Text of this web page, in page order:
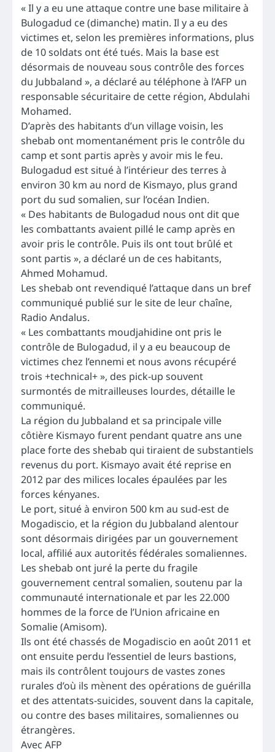
« Il y a eu une attaque contre une base militaire à
Bulogadud ce (dimanche) matin. Il y a eu des
victimes et, selon les premières informations, plus
de 10 soldats ont été tués. Mais la base est
désormais de nouveau sous contrôle des forces
du Jubbaland », a déclaré au téléphone à l’AFP un
responsable sécuritaire de cette région, Abdulahi
Mohamed.
D’après des habitants d’un village voisin, les
shebab ont momentanément pris le contrôle du
camp et sont partis après y avoir mis le feu.
Bulogadud est situé à l’intérieur des terres à
environ 30 km au nord de Kismayo, plus grand
port du sud somalien, sur l’océan Indien.
« Des habitants de Bulogadud nous ont dit que
les combattants avaient pillé le camp après en
avoir pris le contrôle. Puis ils ont tout brûlé et
sont partis », a déclaré un de ces habitants,
Ahmed Mohamud.
Les shebab ont revendiqué l’attaque dans un bref
communiqué publié sur le site de leur chaîne,
Radio Andalus.
« Les combattants moudjahidine ont pris le
contrôle de Bulogadud, il y a eu beaucoup de
victimes chez l’ennemi et nous avons récupéré
trois +technical+ », des pick-up souvent
surmontés de mitrailleuses lourdes, détaille le
communiqué.
La région du Jubbaland et sa principale ville
côtière Kismayo furent pendant quatre ans une
place forte des shebab qui tiraient de substantiels
revenus du port. Kismayo avait été reprise en
2012 par des milices locales épaulées par les
forces kényanes.
Le port, situé à environ 500 km au sud-est de
Mogadiscio, et la région du Jubbaland alentour
sont désormais dirigées par un gouvernement
local, affilié aux autorités fédérales somaliennes.
Les shebab ont juré la perte du fragile
gouvernement central somalien, soutenu par la
communauté internationale et par les 22.000
hommes de la force de l’Union africaine en
Somalie (Amisom).
Ils ont été chassés de Mogadiscio en août 2011 et
ont ensuite perdu l’essentiel de leurs bastions,
mais ils contrôlent toujours de vastes zones
rurales d’où ils mènent des opérations de guérilla
et des attentats-suicides, souvent dans la capitale,
ou contre des bases militaires, somaliennes ou
étrangères.
Avec AFP